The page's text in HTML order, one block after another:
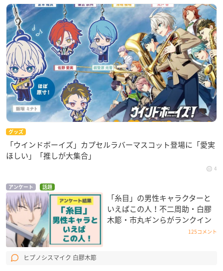
グッズ
「ウインドボーイズ」カプセルラバーマスコット登場に「愛実
ほしい」「推しが大集合」
4
アンケート 話題
「糸目」の男性キャラクターと
いえばこの人！不二周助・白膠
木簓・市丸ギンらがランクイン
125コメント
ヒプノシスマイク 白膠木簓